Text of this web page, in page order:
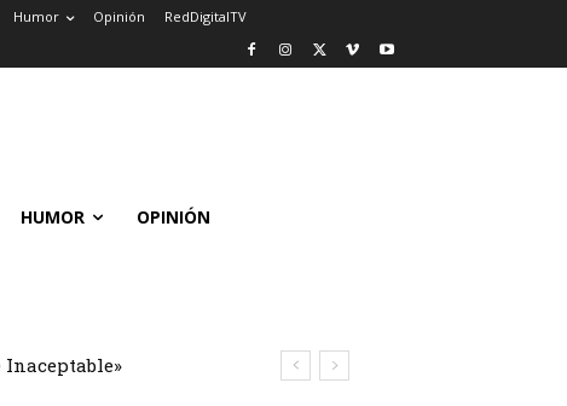
Humor Opinión RedDigitalTV
HUMOR OPINIÓN
Inaceptable»